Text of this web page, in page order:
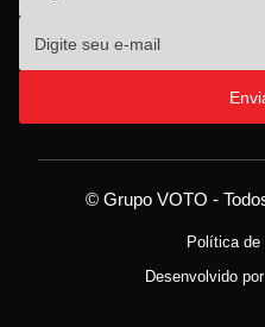
© Grupo VOTO -
Política de
Desenvolvido por